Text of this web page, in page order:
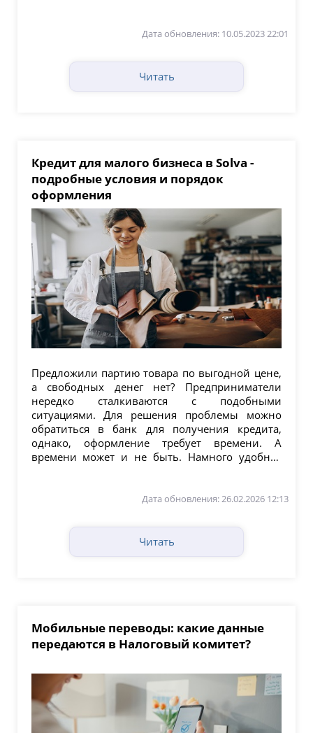
Дата обновления: 10.05.2023 22:01
Читать
Кредит для малого бизнеса в Solva -
подробные условия и порядок
оформления
Предложили партию товара по выгодной цене,
а свободных денег нет? Предприниматели
нередко сталкиваются с подобными
ситуациями. Для решения проблемы можно
обратиться в банк для получения кредита,
однако, оформление требует времени. А
времени может и не быть. Намного удобнее
Дата обновления: 26.02.2026 12:13
Читать
Мобильные переводы: какие данные
передаются в Налоговый комитет?